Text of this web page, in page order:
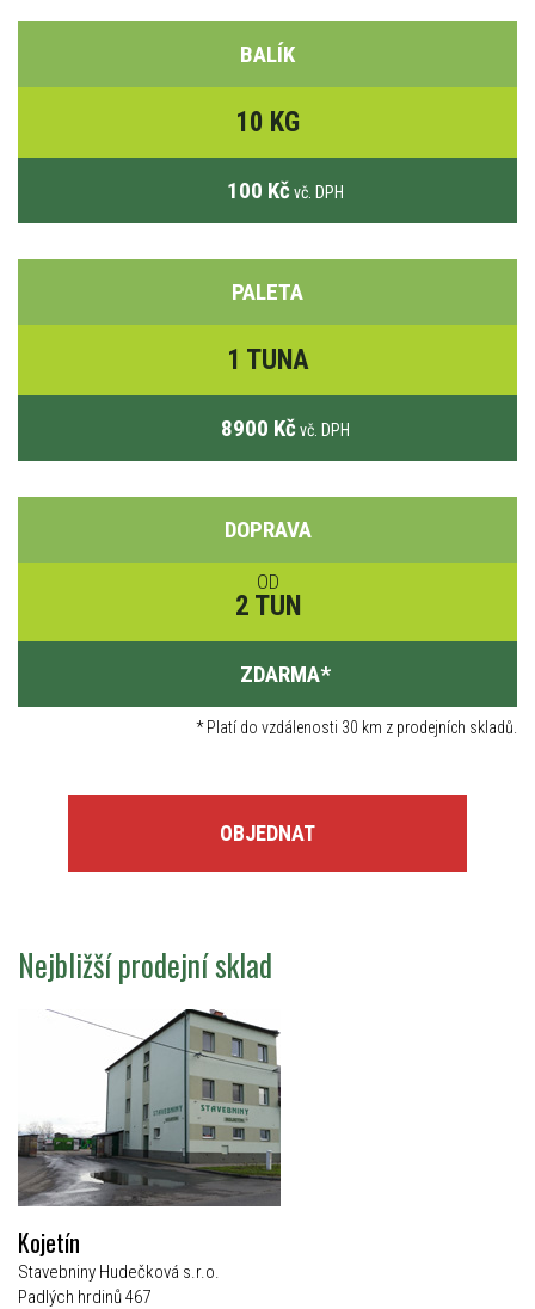
BALÍK
10 KG
100 Kč vč. DPH
PALETA
1 TUNA
8900 Kč vč. DPH
DOPRAVA
OD
2 TUN
ZDARMA*
*Platí do vzdálenosti 30 km z prodejních skladů.
OBJEDNAT
Nejbližší prodejní sklad
Kojetín
Stavebniny Hudečková s.r.o.
Padlých hrdinů 467